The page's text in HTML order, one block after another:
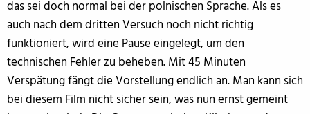
das sei doch normal bei der polnischen Sprache. Als es
auch nach dem dritten Versuch noch nicht richtig
funktioniert, wird eine Pause eingelegt, um den
technischen Fehler zu beheben. Mit 45 Minuten
Verspätung fängt die Vorstellung endlich an. Man kann sich
bei diesem Film nicht sicher sein, was nun ernst gemeint